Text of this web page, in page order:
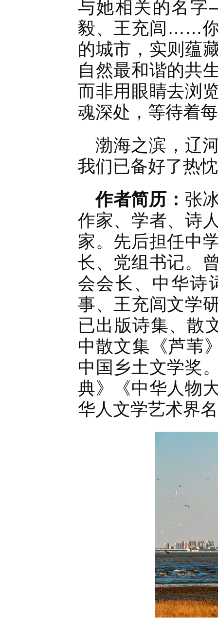
与她相关的名
毅、王充闾……你
的城市，实则蕴
自然最和谐的共
而非用眼睛去浏
魂深处，等待着
渤海之滨，辽
我们已备好了热
作者简历： 张
作家、学者、诗
家。先后担任中
长、党组书记。
会会长、中华诗
事、王充闾文学
已出版诗集、散
中散文集《芦苇
中国乡土文学奖
典》《中华人物
华人文学艺术界